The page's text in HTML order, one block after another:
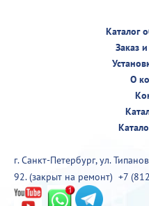
Каталог
Заказ
О
г. Санкт-Петербург, ул.
92. (закрыт на ремонт) +7